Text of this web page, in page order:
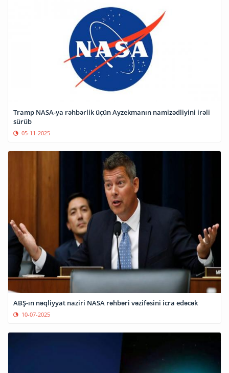
Tramp NASA-ya rəhbərlik üçün Ayzekmanın namizədliyini irəli
sürüb
05-11-2025
ABŞ-ın nəqliyyat naziri NASA rəhbəri vəzifəsini icra edəcək
10-07-2025